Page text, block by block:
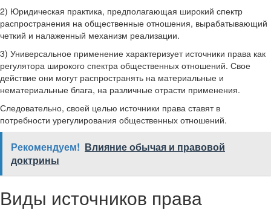
2) Юридическая практика, предполагающая широкий спектр
распространения на общественные отношения, вырабатывающий
четкий и налаженный механизм реализации.
3) Универсальное применение характеризует источники права как
регулятора широкого спектра общественных отношений. Свое
действие они могут распространять на материальные и
нематериальные блага, на различные отрасти применения.
Следовательно, своей целью источники права ставят в
потребности урегулирования общественных отношений.
Рекомендуем! Влияние обычая и правовой
доктрины
Виды источников права